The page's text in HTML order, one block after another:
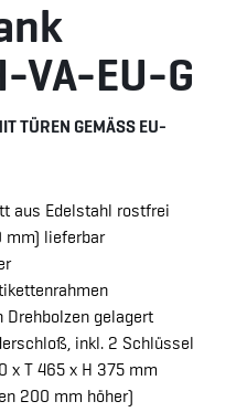
VA-EU-G
TÜREN GEMÄSS EU-R
aus Edelstahl rostfrei
mm) lieferbar
Drehbolzen gelagert
inkl. 2 Schlüssel
x T 465 x H 375 mm
200 mm höher)